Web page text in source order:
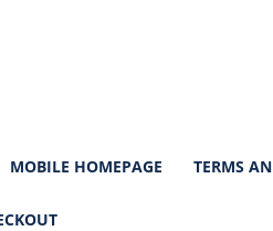
MOBILE HOMEPAGE TERMS